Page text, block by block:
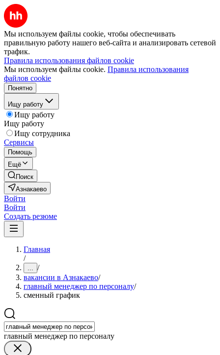
Мы используем файлы cookie, чтобы обеспечивать
правильную работу нашего веб-сайта и анализировать сетевой
трафик.
Правила использования файлов cookie
Мы используем файлы cookie. Правила использования
файлов cookie
Понятно
Ищу работу
Ищу работу
Ищу работу
Ищу сотрудника
Сервисы
Помощь
Ещё
Поиск
Азнакаево
Войти
Войти
Создать резюме
Главная
/
... /
вакансии в Азнакаево/
главный менеджер по персоналу/
сменный график
главный менеджер по персоналу